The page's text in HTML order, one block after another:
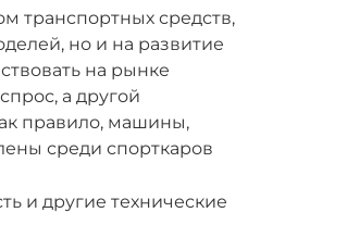
транспортных средств,
но и на развитие
на рынке
а другой
правило, машины,
среди спорткаров
и другие технические